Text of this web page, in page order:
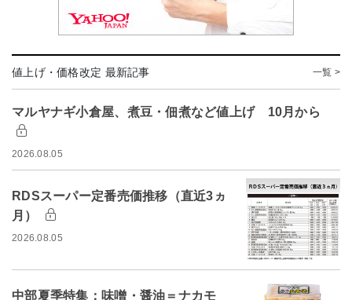
値上げ・価格改定 最新記事 一覧 >
マルヤナギ小倉屋、煮豆・佃煮など値上げ 10月から
2026.08.05
RDSスーパー定番売価推移（直近3ヵ
月）
2026.08.05
中部夏季特集：味噌・醤油＝ナカモ